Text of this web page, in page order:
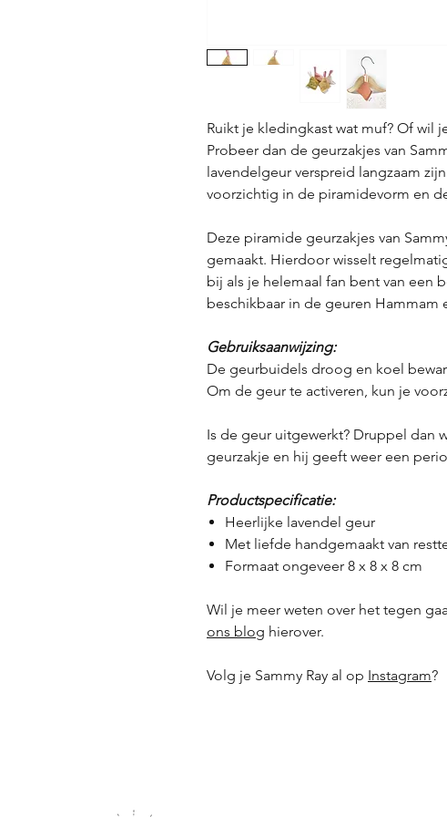
Ruikt je kledingkast wat muf? Of wil
Probeer dan de geurzakjes van
lavendelgeur verspreid langzaam
voorzichtig in de piramidevorm en
Deze piramide geurzakjes van
gemaakt. Hierdoor wisselt
bij als je helemaal fan bent van een
beschikbaar in de geuren Hammam
Gebruiksaanwijzing:
De geurbuidels droog en koel
Om de geur te activeren, kun je
Is de geur uitgewerkt? Druppel dan
geurzakje en hij geeft weer een
Productspecificatie:
Heerlijke lavendel geur
Met liefde handgemaakt van
Formaat ongeveer 8 x 8 x 8 cm
Wil je meer weten over het tegen
ons blog hierover.
Volg je Sammy Ray al op Instagram?